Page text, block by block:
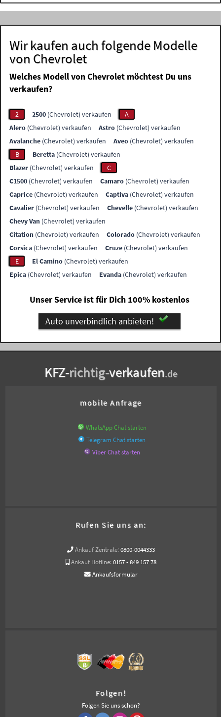
Wir kaufen auch folgende Modelle
von Chevrolet
Welches Modell von Chevrolet möchtest Du uns
verkaufen?
2 2500 (Chevrolet) verkaufen
A
Alero (Chevrolet) verkaufen Astro (Chevrolet) verkaufen
Avalanche (Chevrolet) verkaufen Aveo (Chevrolet) verkaufen
B
Beretta (Chevrolet) verkaufen
Blazer (Chevrolet) verkaufen
C
C1500 (Chevrolet) verkaufen Camaro (Chevrolet) verkaufen
Caprice (Chevrolet) verkaufen Captiva (Chevrolet) verkaufen
Cavalier (Chevrolet) verkaufen Chevelle (Chevrolet) verkaufen
Chevy Van (Chevrolet) verkaufen
Citation (Chevrolet) verkaufen Colorado (Chevrolet) verkaufen
Corsica (Chevrolet) verkaufen Cruze (Chevrolet) verkaufen
E
El Camino (Chevrolet) verkaufen
Epica (Chevrolet) verkaufen Evanda (Chevrolet) verkaufen
Unser Service ist für Dich 100% kostenlos
Auto unverbindlich anbieten!
KFZ-richtig-verkaufen.de
mobile Anfrage
WhatsApp Chat starten
Telegram Chat starten
Viber Chat starten
Rufen Sie uns an:
Ankauf Zentrale: 0800-0044333
Ankauf Hotline: 0157 - 849 157 78
Ankaufsformular
Folgen!
Folgen Sie uns schon?